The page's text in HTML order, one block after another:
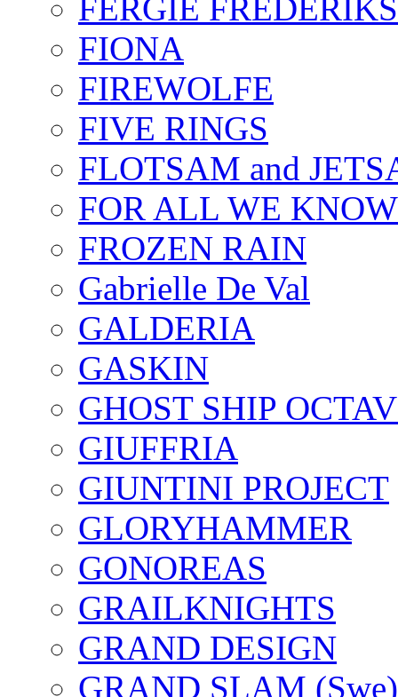
FERGIE
FIONA
FIREWOLFE
FIVE RINGS
FLOTSAM and
FOR ALL WE KNOW
FROZEN RAIN
Gabrielle De Val
GALDERIA
GASKIN
GHOST SHIP
GIUFFRIA
GIUNTINI PROJECT
GLORYHAMMER
GONOREAS
GRAILKNIGHTS
GRAND DESIGN
GRAND SLAM (Swe)